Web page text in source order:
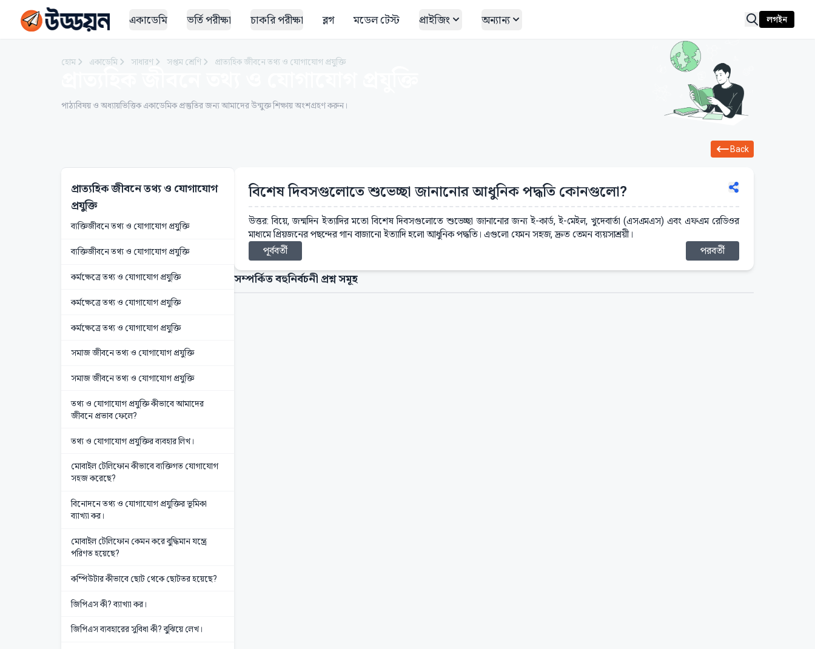
একাডেমি ভর্তি পরীক্ষা চাকরি পরীক্ষা ব্লগ মডেল টেস্ট প্রাইজিং অন্যান্য লগইন
হোম একাডেমি সাধারণ সপ্তম শ্রেণি প্রাত্যহিক জীবনে তথ্য ও যোগাযোগ প্রযুক্তি
পাঠ্যবিষয় ও অধ্যায়ভিত্তিক একাডেমিক প্রস্তুতির জন্য আমাদের উন্মুক্ত শিক্ষায় অংশগ্রহণ করুন।
Back
প্রাত্যহিক জীবনে তথ্য ও যোগাযোগ
প্রযুক্তি
ব্যক্তিজীবনে তথ্য ও যোগাযোগ প্রযুক্তি
ব্যক্তিজীবনে তথ্য ও যোগাযোগ প্রযুক্তি
কর্মক্ষেত্রে তথ্য ও যোগাযোগ প্রযুক্তি
কর্মক্ষেত্রে তথ্য ও যোগাযোগ প্রযুক্তি
কর্মক্ষেত্রে তথ্য ও যোগাযোগ প্রযুক্তি
সমাজ জীবনে তথ্য ও যোগাযোগ প্রযুক্তি
সমাজ জীবনে তথ্য ও যোগাযোগ প্রযুক্তি
তথ্য ও যোগাযোগ প্রযুক্তি কীভাবে আমাদের
জীবনে প্রভাব ফেলে?
তথ্য ও যোগাযোগ প্রযুক্তির ব্যবহার লিখ।
মোবাইল টেলিফোন কীভাবে ব্যক্তিগত যোগাযোগ
সহজ করেছে?
বিনোদনে তথ্য ও যোগাযোগ প্রযুক্তির ভূমিকা
ব্যাখ্যা কর।
মোবাইল টেলিফোন কেমন করে বুদ্ধিমান যন্ত্রে
পরিণত হয়েছে?
কম্পিউটার কীভাবে ছোট থেকে ছোটতর হয়েছে?
জিপিএস কী? ব্যাখ্যা কর।
জিপিএস ব্যবহারের সুবিধা কী? বুঝিয়ে লেখ।
বিশেষ দিবসগুলোতে শুভেচ্ছা জানানোর আধুনিক পদ্ধতি কোনগুলো?
উত্তর: বিয়ে, জন্মদিন ইত্যাদির মতো বিশেষ দিবসগুলোতে শুভেচ্ছা জানানোর জন্য ই-কার্ড, ই-মেইল, খুদেবার্তা (এসএমএস) এবং এফএম রেডিওর
মাধ্যমে প্রিয়জনের পছন্দের গান বাজানো ইত্যাদি হলো আধুনিক পদ্ধতি। এগুলো যেমন সহজ, দ্রুত তেমন ব্যয়সাশ্রয়ী।
পূর্ববর্তী
পরবর্তী
সম্পর্কিত বহুনির্বচনী প্রশ্ন সমূহ